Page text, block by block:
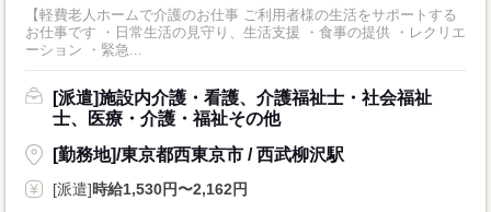
【軽費老人ホームで介護のお仕事 ご利用者様の生活をサポートする
お仕事です ・日常生活の見守り、生活支援 ・食事の提供 ・レクリエ
ーション ・緊急...
[派遣]施設内介護・看護、介護福祉士・社会福祉
士、医療・介護・福祉その他
[勤務地]/東京都西東京市 / 西武柳沢駅
[派遣]時給1,530円〜2,162円